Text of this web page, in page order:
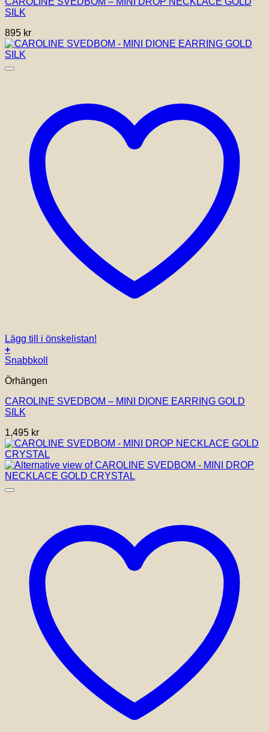
SILK
895 kr
Lägg till i önskelistan!
+
Snabbkoll
Örhängen
CAROLINE SVEDBOM – MINI DIONE EARRING GOLD
SILK
1,495 kr